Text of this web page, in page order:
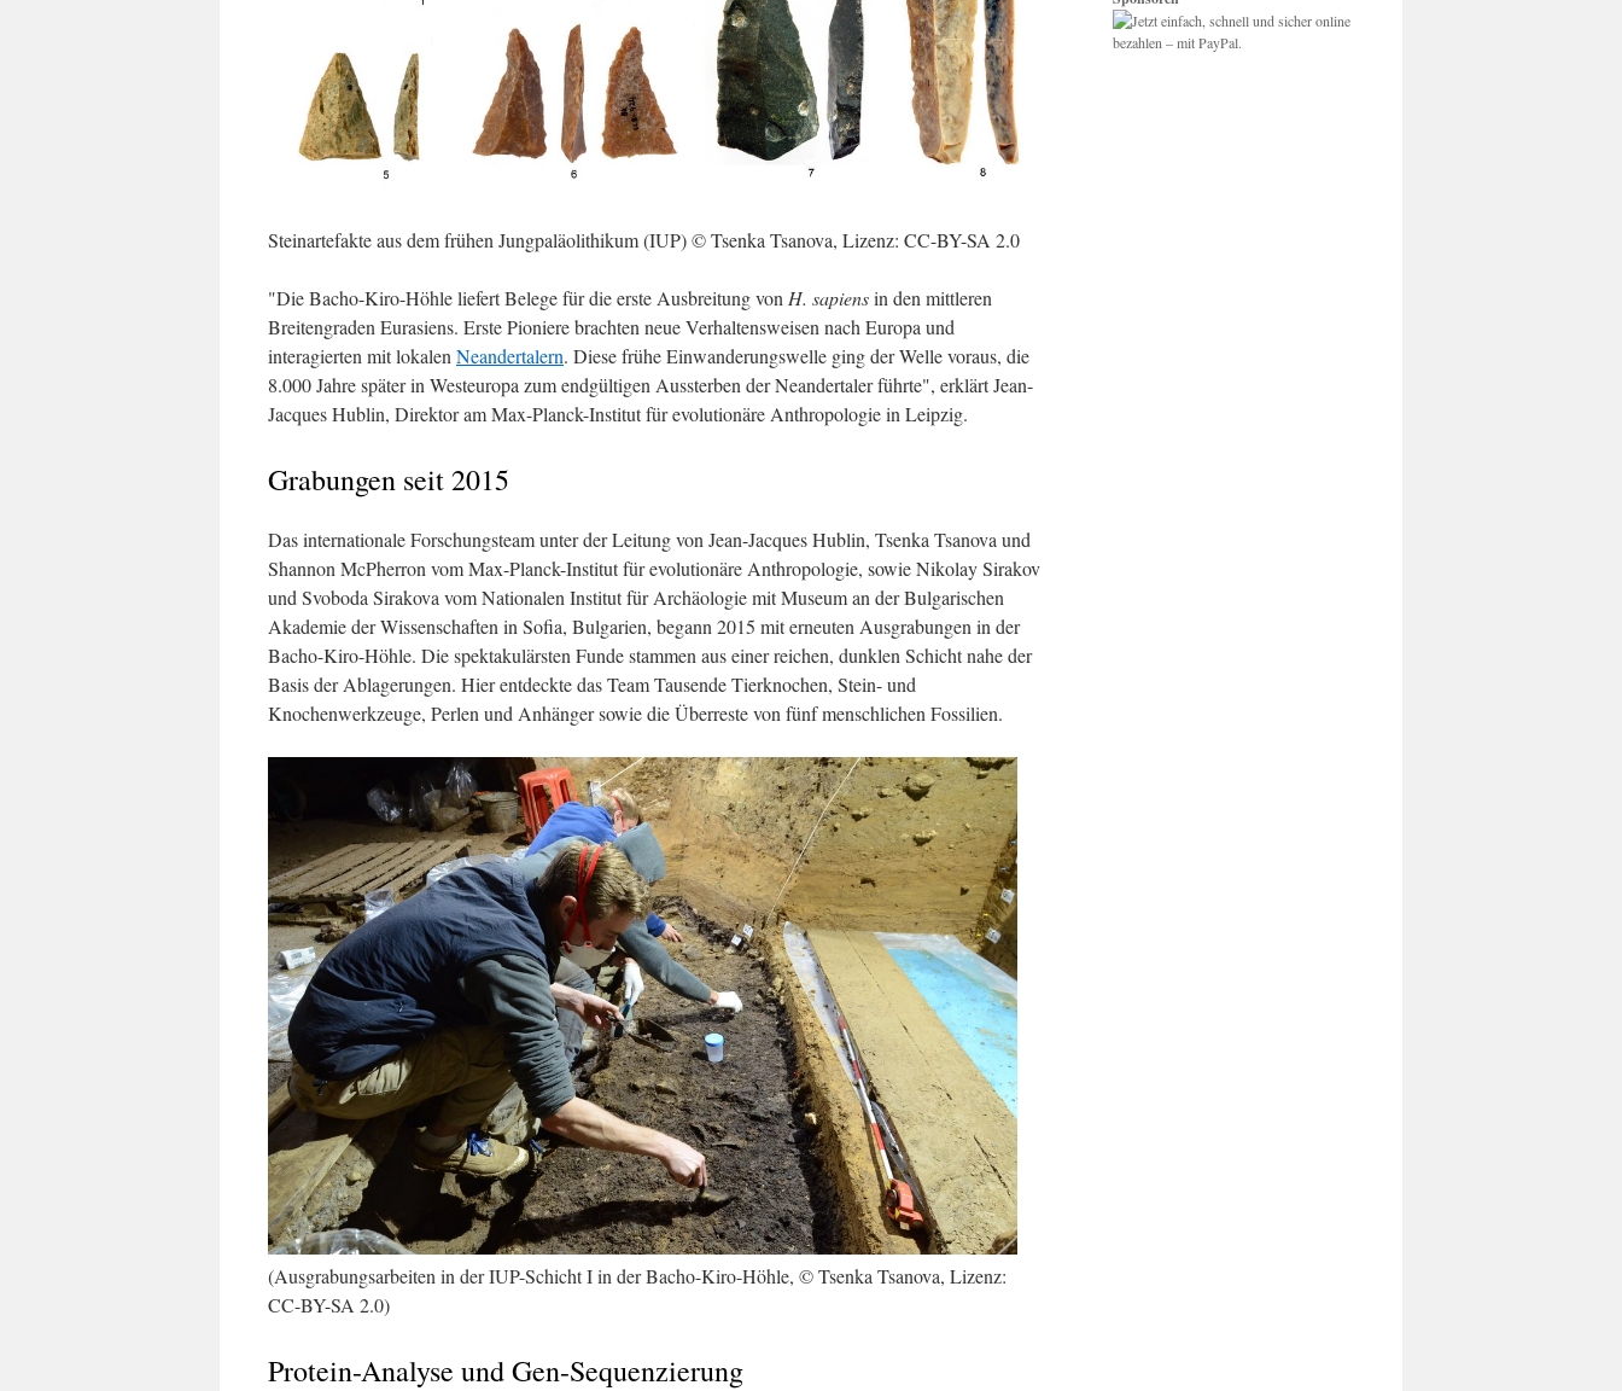
Steinartefakte aus dem frühen Jungpaläolithikum (IUP) © Tsenka Tsanova, Lizenz: CC-BY-SA 2.0
"Die Bacho-Kiro-Höhle liefert Belege für die erste Ausbreitung von H. sapiensin den mittleren
Breitengraden Eurasiens. Erste Pioniere brachten neue Verhaltensweisen nach Europa und
interagierten mit lokalen Neandertalern. Diese frühe Einwanderungswelle ging der Welle voraus, die
8.000 Jahre später in Westeuropa zum endgültigen Aussterben der Neandertaler führte", erklärt Jean-
Jacques Hublin, Direktor am Max-Planck-Institut für evolutionäre Anthropologie in Leipzig.
Grabungen seit 2015
Das internationale Forschungsteam unter der Leitung von Jean-Jacques Hublin, Tsenka Tsanova und
Shannon McPherron vom Max-Planck-Institut für evolutionäre Anthropologie, sowie Nikolay Sirakov
und Svoboda Sirakova vom Nationalen Institut für Archäologie mit Museum an der Bulgarischen
Akademie der Wissenschaften in Sofia, Bulgarien, begann 2015 mit erneuten Ausgrabungen in der
Bacho-Kiro-Höhle. Die spektakulärsten Funde stammen aus einer reichen, dunklen Schicht nahe der
Basis der Ablagerungen. Hier entdeckte das Team Tausende Tierknochen, Stein- und
Knochenwerkzeuge, Perlen und Anhänger sowie die Überreste von fünf menschlichen Fossilien.
(Ausgrabungsarbeiten in der IUP-Schicht I in der Bacho-Kiro-Höhle, © Tsenka Tsanova, Lizenz:
CC-BY-SA 2.0)
Protein-Analyse und Gen-Sequenzierung